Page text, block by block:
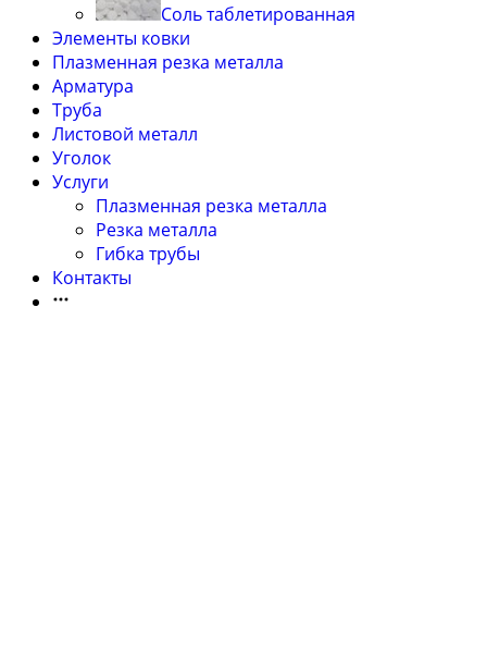
Соль таблетированная
Элементы ковки
Плазменная резка металла
Арматура
Труба
Листовой металл
Уголок
Услуги
Плазменная резка металла
Резка металла
Гибка трубы
Контакты